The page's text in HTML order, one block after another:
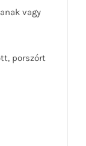
vagy
porszórt